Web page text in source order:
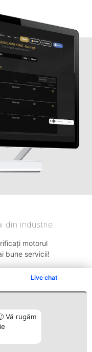
Live chat
Vă rugăm
din industrie
motorul
bune servicii!